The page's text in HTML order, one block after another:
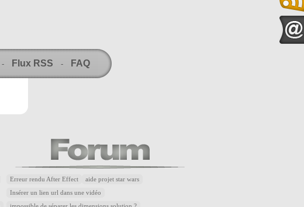
- Flux RSS - FAQ
Erreur rendu After Effect aide projet star wars
Insérer un lien url dans une vidéo